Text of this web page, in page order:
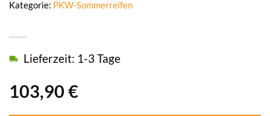
103,90 €
Lieferzeit: 1-3 Tage
Kategorie: PKW-Sommerreifen